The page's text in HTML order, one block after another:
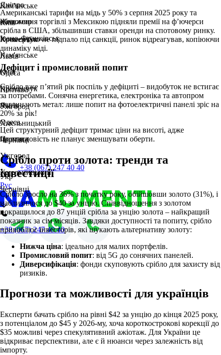
Кам'янське
Київ
Кременчук
Львів
Одеса
Полтава
Ужгород
Хмельницький
Чернівці
+38 (067) 247 40 40
Укр
Рус
Дніпро
Житомир
Івано-Франківськ
Кам'янське
Київ
Кременчук
Львів
Одеса
Полтава
Ужгород
Хмельницький
Чернівці
+38 (067) 247 40 40
Американські тарифи на мідь у 50% з серпня 2025 року та
обмеження торгівлі з Мексикою підняли премії на ф’ючерси
срібла в США, збільшивши ставки оренди на спотовому ринку.
Хоча срібло не підпало під санкції, ринок відреагував, копіюючи
динаміку міді.
Дефіцит і промисловий попит
Срібло вже п’ятий рік поспіль у дефіциті – видобуток не встигає
за потребами. Сонячна енергетика, електроніка та автопром
поглинають метал: лише попит на фотоелектричні панелі зріс на
20% за рік!
Цей структурний дефіцит тримає ціни на висоті, адже
промисловість не планує зменшувати оберти.
Срібло проти золота: тренди та
інвестиції
Срібло зросло на 36% з початку року, обійшовши золото (31%), і
наблизилося до $40 за унцію. Співвідношення з золотом
покращилося до 87 унцій срібла за унцію золота – найкращий
показник за сім місяців. Завдяки доступності та попиту, срібло
приваблює інвесторів, які шукають альтернативу золоту:
Нижча ціна: ідеально для малих портфелів.
Промисловий попит: від 5G до сонячних панелей.
Диверсифікація: фонди скуповують срібло для захисту від
ризиків.
Прогнози та можливості для українців
Експерти бачать срібло на рівні $42 за унцію до кінця 2025 року,
з потенціалом до $45 у 2026-му, хоча короткострокові корекції до
$35 можливі через спекулятивний ажіотаж. Для України це
відкриває перспективи, але є й нюанси через залежність від
імпорту.